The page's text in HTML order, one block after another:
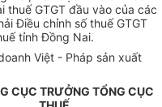
thuế GTGT đầu vào của các
Điều chỉnh số thuế GTGT
tỉnh Đồng Nai.
Việt - Pháp sản xuất
CỤC TRƯỞNG TỔNG CỤC